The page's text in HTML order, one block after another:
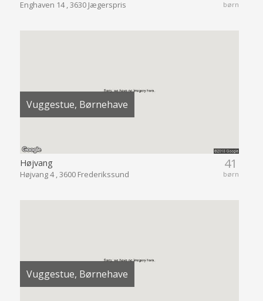
børn
Enghaven 14 , 3630 Jægerspris
Vuggestue, Børnehave
41
børn
Højvang
Højvang 4 , 3600 Frederikssund
Vuggestue, Børnehave